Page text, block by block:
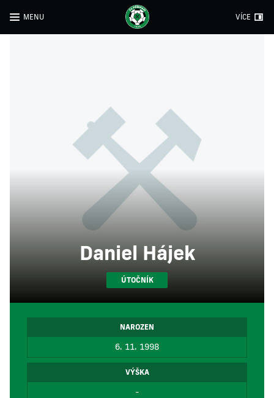
MENU VÍCE
Daniel Hájek
ÚTOČNÍK
NAROZEN
6. 11. 1998
VÝŠKA
-